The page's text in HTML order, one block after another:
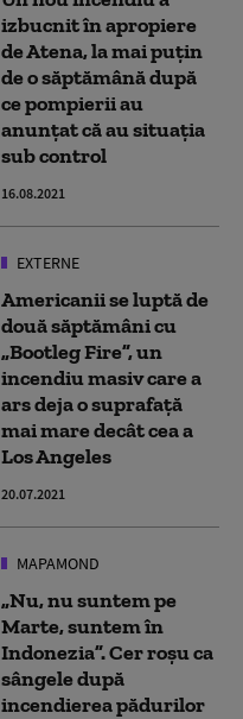
izbucnit în apropiere
de Atena, la mai puțin
de o săptămână după
ce pompierii au
anunțat că au situația
sub control
16.08.2021
EXTERNE
Americanii se luptă de
două săptămâni cu
„Bootleg Fire”, un
incendiu masiv care a
ars deja o suprafață
mai mare decât cea a
Los Angeles
20.07.2021
MAPAMOND
„Nu, nu suntem pe
Marte, suntem în
Indonezia”. Cer roşu ca
sângele după
incendierea pădurilor